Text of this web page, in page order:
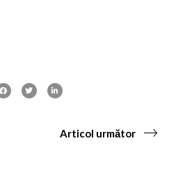
Articol următor